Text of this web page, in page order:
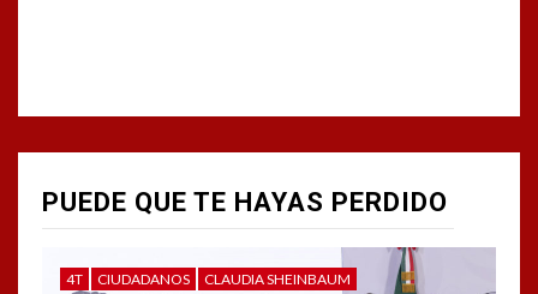
PUEDE QUE TE HAYAS PERDIDO
4T CIUDADANOS CLAUDIA SHEINBAUM